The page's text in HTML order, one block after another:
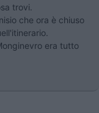
trovi.
che ora è chiuso
era tutto